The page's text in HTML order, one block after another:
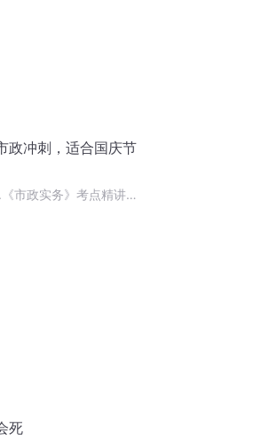
政冲刺，适合国庆节
市政实务》考点精讲第
死